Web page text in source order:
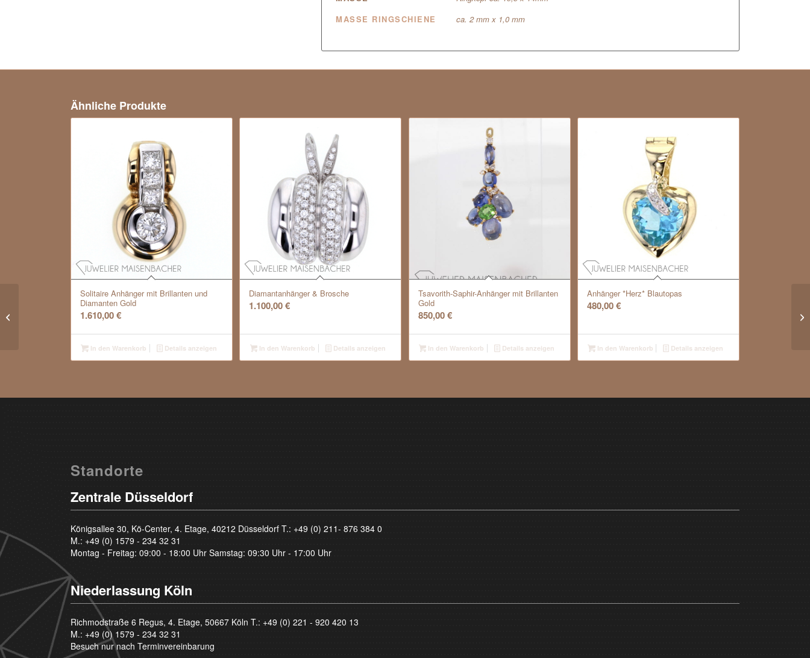
MASSE RINGSCHIENE
ca. 2 mm x 1,0 mm
Ähnliche Produkte
Solitaire Anhänger mit Brillanten und
Diamanten Gold
1.610,00€
In den Warenkorb Details anzeigen
Diamantanhänger & Brosche
1.100,00€
In den Warenkorb Details anzeigen
Tsavorith-Saphir-Anhänger mit Brillanten
Gold
850,00€
In den Warenkorb Details anzeigen
Anhänger *Herz* Blautopas
480,00€
In den Warenkorb Details anzeigen
Standorte
Zentrale Düsseldorf
Königsallee 30, Kö-Center, 4. Etage, 40212 Düsseldorf T.: +49 (0) 211- 876 384 0
M.: +49 (0) 1579 - 234 32 31
Montag - Freitag: 09:00 - 18:00 Uhr Samstag: 09:30 Uhr - 17:00 Uhr
Niederlassung Köln
Richmodstraße 6 Regus, 4. Etage, 50667 Köln T.: +49 (0) 221 - 920 420 13
M.: +49 (0) 1579 - 234 32 31
Besuch nur nach Terminvereinbarung
Moderner Bandring mit